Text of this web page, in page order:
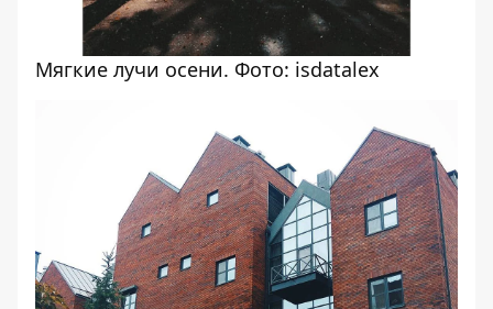
Мягкие лучи осени. Фото: isdatalex